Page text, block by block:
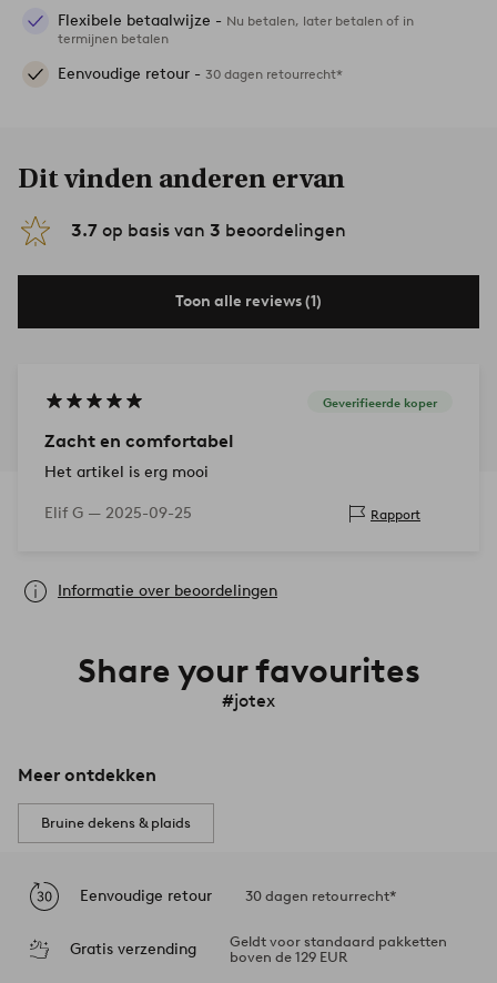
Flexibele betaalwijze - Nu betalen, later betalen of in
termijnen betalen
Eenvoudige retour - 30 dagen retourrecht*
Dit vinden anderen ervan
3.7 op basis van 3 beoordelingen
Toon alle reviews (1)
Geverifieerde koper
Zacht en comfortabel
Het artikel is erg mooi
Elif G — 2025-09-25 Rapport
Informatie over beoordelingen
Share your favourites
#jotex
Meer ontdekken
Bruine dekens & plaids
Eenvoudige retour 30 dagen retourrecht*
Gratis verzending
Geldt voor standaard pakketten
boven de 129 EUR